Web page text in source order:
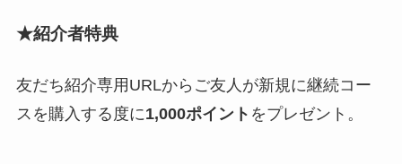
★紹介者特典
友だち紹介専用URLからご友人が新規に継続コー
スを購入する度に1,000ポイント をプレゼント。